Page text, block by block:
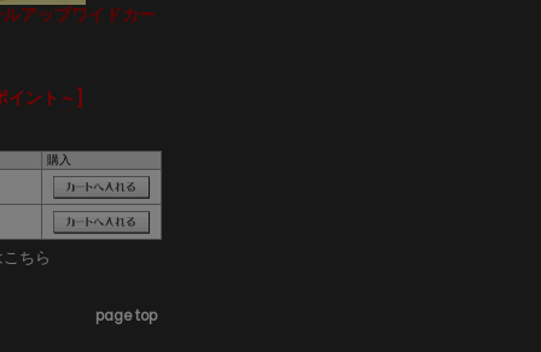
アップワイドカー
ント～]
購入
ちら
page top